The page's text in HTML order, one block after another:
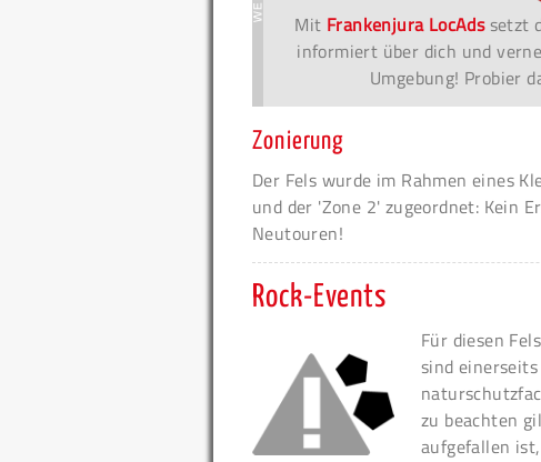
Mit Frankenjura LocAdssetzt
informiert über dich und
Umgebung! Probier
Zonierung
Der Fels wurde im Rahmen eines
und der 'Zone 2' zugeordnet: Kein
Neutouren!
Rock-Events
Für diesen
sind
zu beachten
aufgefallen